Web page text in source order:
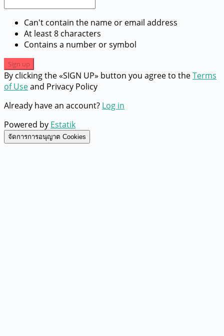
Can't contain the name or email address
At least 8 characters
Contains a number or symbol
Sign up
By clicking the «SIGN UP» button you agree to theTerms
of Useand Privacy Policy
Already have an account? Log in
Powered by Estatik
จัดการการอนุญาต Cookies